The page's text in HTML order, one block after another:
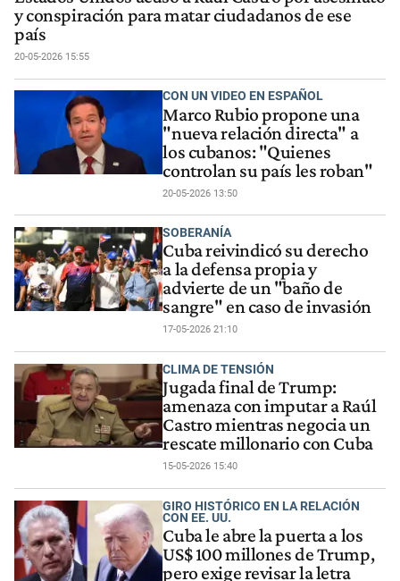
y conspiración para matar ciudadanos de ese
país
20-05-2026 15:55
CON UN VIDEO EN ESPAÑOL
Marco Rubio propone una
"nueva relación directa" a
los cubanos: "Quienes
controlan su país les roban"
20-05-2026 13:50
SOBERANÍA
Cuba reivindicó su derecho
a la defensa propia y
advierte de un "baño de
sangre" en caso de invasión
17-05-2026 21:10
CLIMA DE TENSIÓN
Jugada final de Trump:
amenaza con imputar a Raúl
Castro mientras negocia un
rescate millonario con Cuba
15-05-2026 15:40
GIRO HISTÓRICO EN LA RELACIÓN
CON EE. UU.
Cuba le abre la puerta a los
US$ 100 millones de Trump,
pero exige revisar la letra